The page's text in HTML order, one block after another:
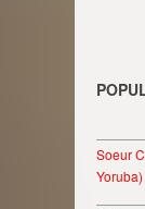
Soeur
Yoruba)